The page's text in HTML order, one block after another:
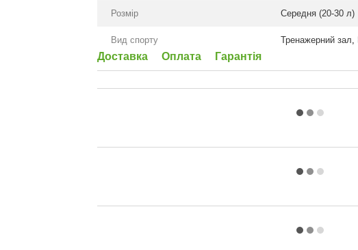
Розмір Середня (20-30 л)
Вид спорту Тренажерний зал,
Доставка Оплата Гарантія